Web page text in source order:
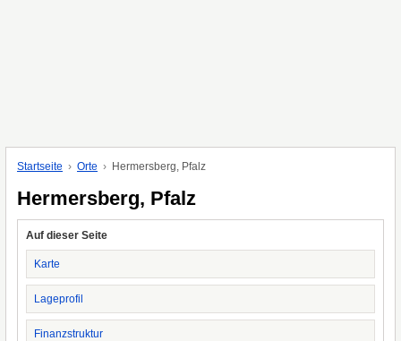
Startseite Orte Hermersberg, Pfalz
Hermersberg, Pfalz
Auf dieser Seite
Karte
Lageprofil
Finanzstruktur